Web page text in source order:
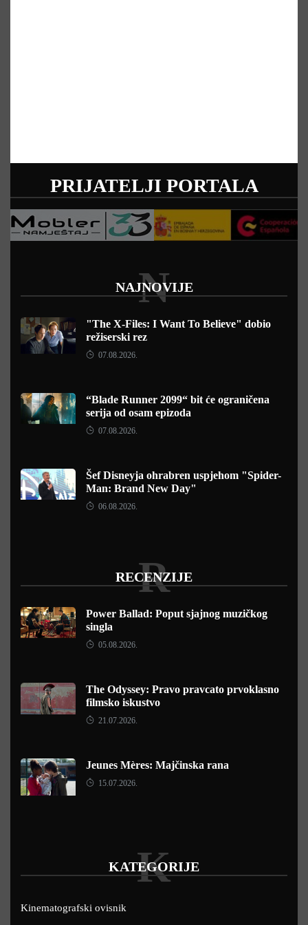
PRIJATELJI PORTALA
NAJNOVIJE
N
"The X-Files: I Want To Believe" dobio
režiserski rez
07.08.2026.
“Blade Runner 2099“ bit će ograničena
serija od osam epizoda
07.08.2026.
Šef Disneyja ohrabren uspjehom "Spider-
Man: Brand New Day"
06.08.2026.
RECENZIJE
R
Power Ballad: Poput sjajnog muzičkog
singla
05.08.2026.
The Odyssey: Pravo pravcato prvoklasno
filmsko iskustvo
21.07.2026.
Jeunes Mères: Majčinska rana
15.07.2026.
KATEGORIJE
K
Kinematografski ovisnik